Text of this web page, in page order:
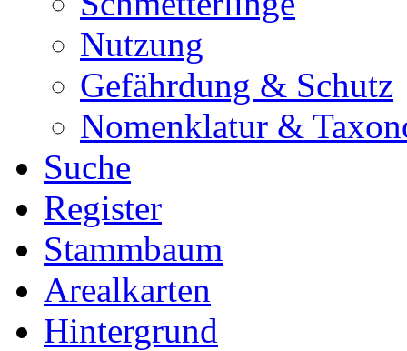
Nutzung
Gefährdung & Schutz
Nomenklatur &
Suche
Register
Stammbaum
Arealkarten
Hintergrund